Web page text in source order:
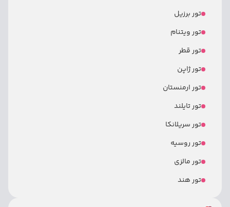
تور برزیل
تور ویتنام
تور قطر
تور ژاپن
تور ارمنستان
تور تایلند
تور سریلانکا
تور روسیه
تور مالزی
تور هند